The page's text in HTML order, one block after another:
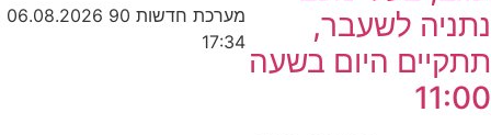
נתניה לשעבר,
תתקיים היום בשעה
11:00
מערכת חדשות 90
06.08.2026
17:34